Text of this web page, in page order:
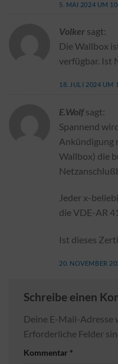
5. MAI 2024 UM
Volker sagt:
Die Wallbox
verfügbar. Ist
18. JULI 2024 UM
E.Wolf sagt:
Spannend
Ankündigung
Wallbox) die
Jeder x-
die VDE-AR
Ist dieses
20. NOVEMBER
Schreibe einen
Deine E-Mail-
Erforderliche Felder
Kommentar *